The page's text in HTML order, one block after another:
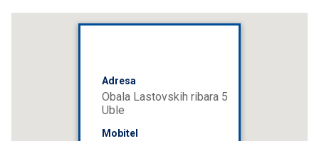
Adresa
Obala Lastovskih ribara 5
Uble
Mobitel